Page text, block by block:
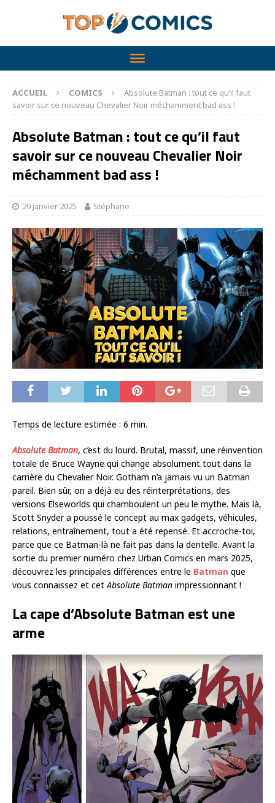
ACCUEIL COMICS
Absolute Batman : tout ce qu’il faut
savoir sur ce nouveau Chevalier Noir méchamment bad ass !
Absolute Batman : tout ce qu’il faut
savoir sur ce nouveau Chevalier Noir
méchamment bad ass !
29 janvier 2025 Stéphane
Temps de lecture estimée : 6 min.
Absolute Batman, c’est du lourd. Brutal, massif, une réinvention
totale de Bruce Wayne qui change absolument tout dans la
carrière du Chevalier Noir. Gotham n’a jamais vu un Batman
pareil. Bien sûr, on a déjà eu des réinterprétations, des
versions Elseworlds qui chamboulent un peu le mythe. Mais là,
Scott Snyder a poussé le concept au max gadgets, véhicules,
relations, entraînement, tout a été repensé. Et accroche-toi,
parce que ce Batman-là ne fait pas dans la dentelle. Avant la
sortie du premier numéro chez Urban Comics en mars 2025,
découvrez les principales différences entre le Batman que
vous connaissez et cetAbsolute Batman impressionnant !
La cape d’Absolute Batman est une
arme